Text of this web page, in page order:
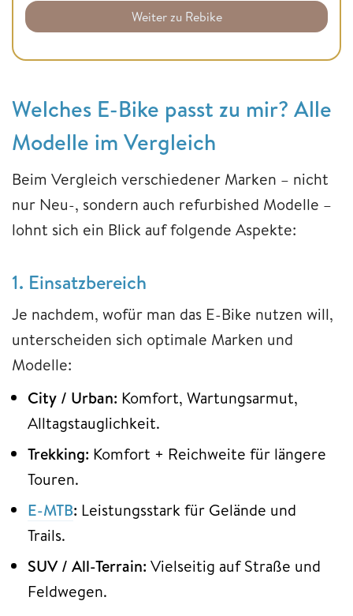
Weiter zu Rebike
Welches E-Bike passt zu mir? Alle
Modelle im Vergleich
Beim Vergleich verschiedener Marken – nicht
nur Neu-, sondern auch refurbished Modelle –
lohnt sich ein Blick auf folgende Aspekte:
1. Einsatzbereich
Je nachdem, wofür man das E-Bike nutzen will,
unterscheiden sich optimale Marken und
Modelle:
City / Urban: Komfort, Wartungsarmut,
Alltagstauglichkeit.
Trekking: Komfort + Reichweite für längere
Touren.
E-MTB: Leistungsstark für Gelände und
Trails.
SUV / All-Terrain: Vielseitig auf Straße und
Feldwegen.